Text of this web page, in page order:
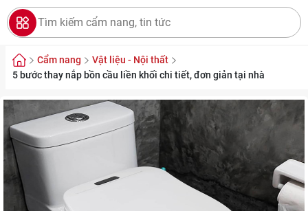
Cẩm nang
Vật liệu - Nội thất
5 bước thay nắp bồn cầu liền khối chi tiết, đơn giản tại nhà